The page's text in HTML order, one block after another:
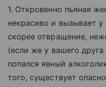
1. Откровенно пьяная
некрасиво и вызывает
скорее отвращение,
(если же у вашего друга
попался явный
того, существует